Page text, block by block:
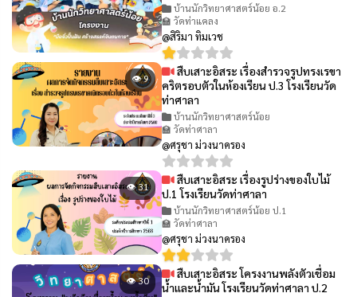
บ้านนักวิทยาศาสตร์น้อย อ.2
🏫 วัดท่าแคลง
@สิริมา ทิมเวช
👁 9
สืบเสาะอิสระ เรื่องสำรวจรูปทรงเรขา
คริตรอบตัวในห้องเรียน ป.3 โรงเรียนวัด
ท่าศาลา
บ้านนักวิทยาศาสตร์น้อย
🏫 วัดท่าศาลา
@ศรุชา ม่วงนาครอง
👁 31
สืบเสาะอิสระ เรื่องรูปร่างของใบไม้
ป.1 โรงเรียนวัดท่าศาลา
บ้านนักวิทยาศาสตร์น้อย ป.1
🏫 วัดท่าศาลา
@ศรุชา ม่วงนาครอง
👁 30
สืบเสาะอิสระ โครงงานพลังตัวเชื่อม
น้ำและน้ำมัน โรงเรียนวัดท่าศาลา ป.2